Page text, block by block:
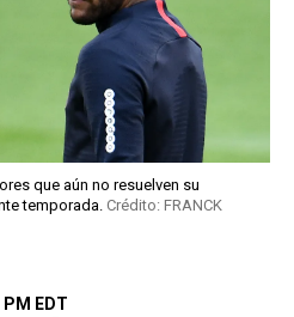
que aún no resuelven su
temporada. Crédito: FRANCK
EDT